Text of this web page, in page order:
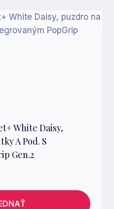
White Daisy,
A Pod. S
Gen.2